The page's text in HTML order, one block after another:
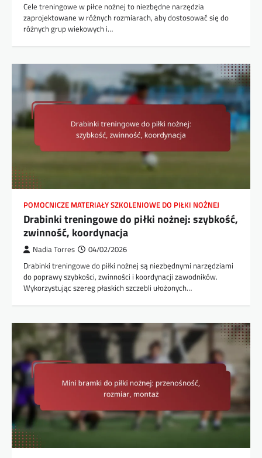
Cele treningowe w piłce nożnej to niezbędne narzędzia
zaprojektowane w różnych rozmiarach, aby dostosować się do
różnych grup wiekowych i…
POMOCNICZE MATERIAŁY SZKOLENIOWE DO PIŁKI NOŻNEJ
Drabinki treningowe do piłki nożnej: szybkość,
zwinność, koordynacja
Nadia Torres 04/02/2026
Drabinki treningowe do piłki nożnej są niezbędnymi narzędziami
do poprawy szybkości, zwinności i koordynacji zawodników.
Wykorzystując szereg płaskich szczebli ułożonych…